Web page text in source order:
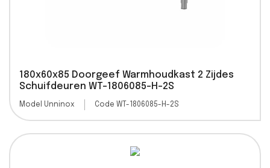
180x60x85 Doorgeef Warmhoudkast 2 Zijdes
Schuifdeuren WT-1806085-H-2S
Model Unninox Code WT-1806085-H-2S